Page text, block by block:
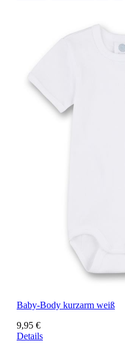
Baby-Body kurzarm weiß
9,95 €
Details